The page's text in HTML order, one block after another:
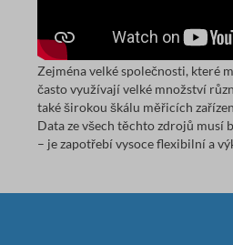
Zejména velké společnosti, které
často využívají velké množství
také širokou škálu měřicích
Data ze všech těchto zdrojů musí
– je zapotřebí vysoce flexibilní a